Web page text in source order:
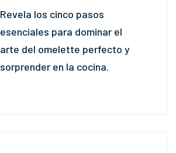
Revela los cinco pasos
esenciales para dominar el
arte del omelette perfecto y
sorprender en la cocina.